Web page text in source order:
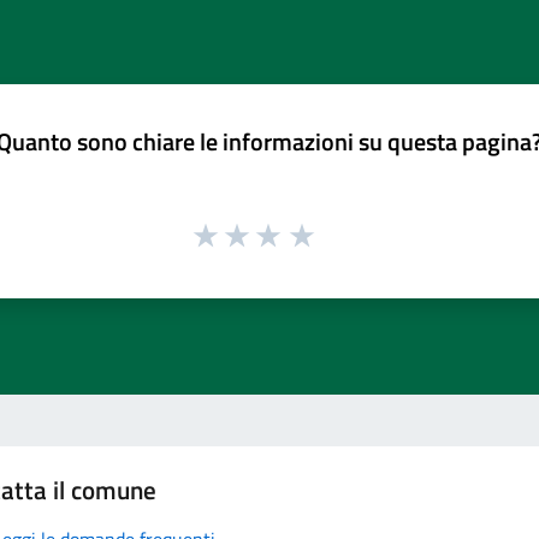
sono chiare le informazioni su questa
il comune